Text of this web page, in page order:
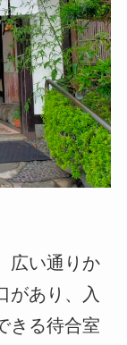
広い通りか
があり、入
きる待合室